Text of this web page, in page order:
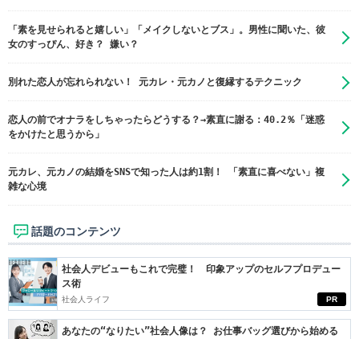
「素を見せられると嬉しい」「メイクしないとブス」。男性に聞いた、彼
女のすっぴん、好き？ 嫌い？
別れた恋人が忘れられない！ 元カレ・元カノと復縁するテクニック
恋人の前でオナラをしちゃったらどうする？→素直に謝る：40.2％「迷惑
をかけたと思うから」
元カレ、元カノの結婚をSNSで知った人は約1割！ 「素直に喜べない」複
雑な心境
話題のコンテンツ
PR
社会人デビューもこれで完璧！ 印象アップのセルフプロデュー
ス術
社会人ライフ
あなたの“なりたい”社会人像は？ お仕事バッグ選びから始める